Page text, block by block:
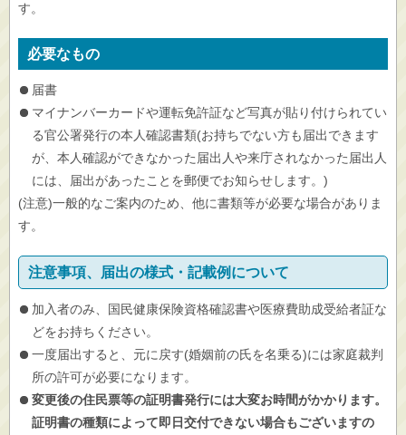
す。
必要なもの
届書
マイナンバーカードや運転免許証など写真が貼り付けられてい
る官公署発行の本人確認書類(お持ちでない方も届出できます
が、本人確認ができなかった届出人や来庁されなかった届出人
には、届出があったことを郵便でお知らせします。)
(注意)一般的なご案内のため、他に書類等が必要な場合がありま
す。
注意事項、届出の様式・記載例について
加入者のみ、国民健康保険資格確認書や医療費助成受給者証な
どをお持ちください。
一度届出すると、元に戻す(婚姻前の氏を名乗る)には家庭裁判
所の許可が必要になります。
変更後の住民票等の証明書発行には大変お時間がかかります。
証明書の種類によって即日交付できない場合もございますの